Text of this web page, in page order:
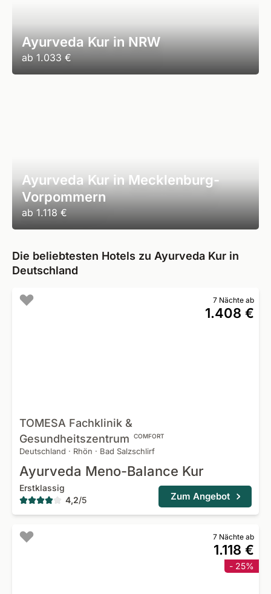
Ayurveda Kur in NRW
ab 1.033 €
Ayurveda Kur in Mecklenburg-
Vorpommern
ab 1.118 €
Die beliebtesten Hotels zu Ayurveda Kur in
Deutschland
7 Nächte ab
1.408 €
TOMESA Fachklinik &
Gesundheitszentrum
COMFORT
Deutschland · Rhön · Bad Salzschlirf
Ayurveda Meno-Balance Kur
Erstklassig
4,2/5 Zum Angebot
7 Nächte ab
1.118 €
- 25%